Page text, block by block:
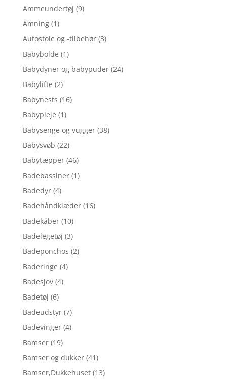
Ammeundertøj (9)
Amning (1)
Autostole og -tilbehør (3)
Babybolde (1)
Babydyner og babypuder (24)
Babylifte (2)
Babynests (16)
Babypleje (1)
Babysenge og vugger (38)
Babysvøb (22)
Babytæpper (46)
Badebassiner (1)
Badedyr (4)
Badehåndklæder (16)
Badekåber (10)
Badelegetøj (3)
Badeponchos (2)
Baderinge (4)
Badesjov (4)
Badetøj (6)
Badeudstyr (7)
Badevinger (4)
Bamser (19)
Bamser og dukker (41)
Bamser,Dukkehuset (13)